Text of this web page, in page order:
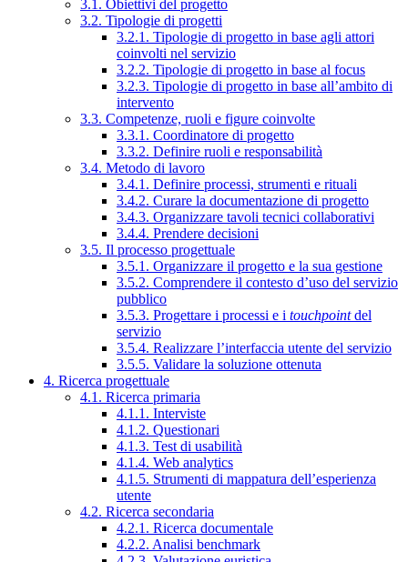
3.1. Obiettivi del progetto
3.2. Tipologie di progetti
3.2.1. Tipologie di progetto in base agli attori
coinvolti nel servizio
3.2.2. Tipologie di progetto in base al focus
3.2.3. Tipologie di progetto in base all’ambito di
intervento
3.3. Competenze, ruoli e figure coinvolte
3.3.1. Coordinatore di progetto
3.3.2. Definire ruoli e responsabilità
3.4. Metodo di lavoro
3.4.1. Definire processi, strumenti e rituali
3.4.2. Curare la documentazione di progetto
3.4.3. Organizzare tavoli tecnici collaborativi
3.4.4. Prendere decisioni
3.5. Il processo progettuale
3.5.1. Organizzare il progetto e la sua gestione
3.5.2. Comprendere il contesto d’uso del servizio
pubblico
3.5.3. Progettare i processi e i touchpointdel
servizio
3.5.4. Realizzare l’interfaccia utente del servizio
3.5.5. Validare la soluzione ottenuta
4. Ricerca progettuale
4.1. Ricerca primaria
4.1.1. Interviste
4.1.2. Questionari
4.1.3. Test di usabilità
4.1.4. Web analytics
4.1.5. Strumenti di mappatura dell’esperienza
utente
4.2. Ricerca secondaria
4.2.1. Ricerca documentale
4.2.2. Analisi benchmark